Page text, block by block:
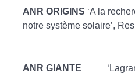
ANR ORIGINS ‘A la
notre système solaire’,
ANR GIANTE